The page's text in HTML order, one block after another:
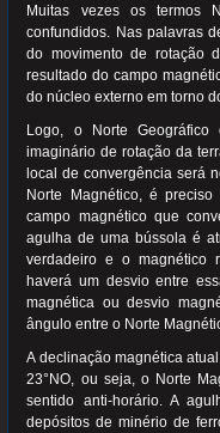
Muitas vezes os termos
confundidos. Nas palavras
do movimento de rotação
resultado do campo
do núcleo externo em torno
Logo, o Norte
imaginário de rotação da
local de convergência será
Norte Magnético, é
campo magnético que
agulha de uma bússola é
verdadeiro e o magnético
haverá um desvio entre
magnética ou desvio
ângulo entre o Norte
A declinação magnética
23°NO, ou seja, o Norte
sentido anti-horário. A
depósitos de minério de